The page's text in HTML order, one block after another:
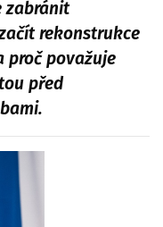
zabránit
rekonstrukce
proč považuje
před